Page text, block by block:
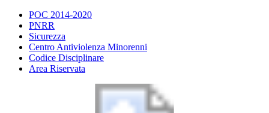
POC 2014-2020
PNRR
Sicurezza
Centro Antiviolenza Minorenni
Codice Disciplinare
Area Riservata